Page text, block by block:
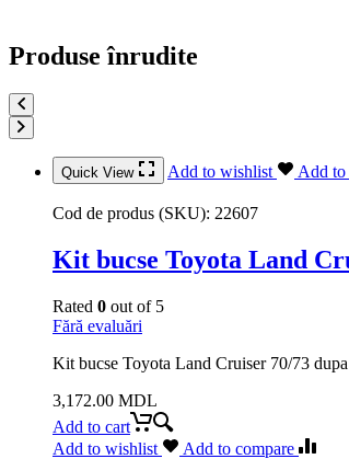
Produse înrudite
Quick View Add to wishlist Add to
Cod de produs (SKU): 22607
Kit bucse Toyota Land
Rated 0 out of 5
Fără evaluări
Kit bucse Toyota Land Cruiser 70/73
3,172.00 MDL
Add to cart
Add to wishlist
Add to compare